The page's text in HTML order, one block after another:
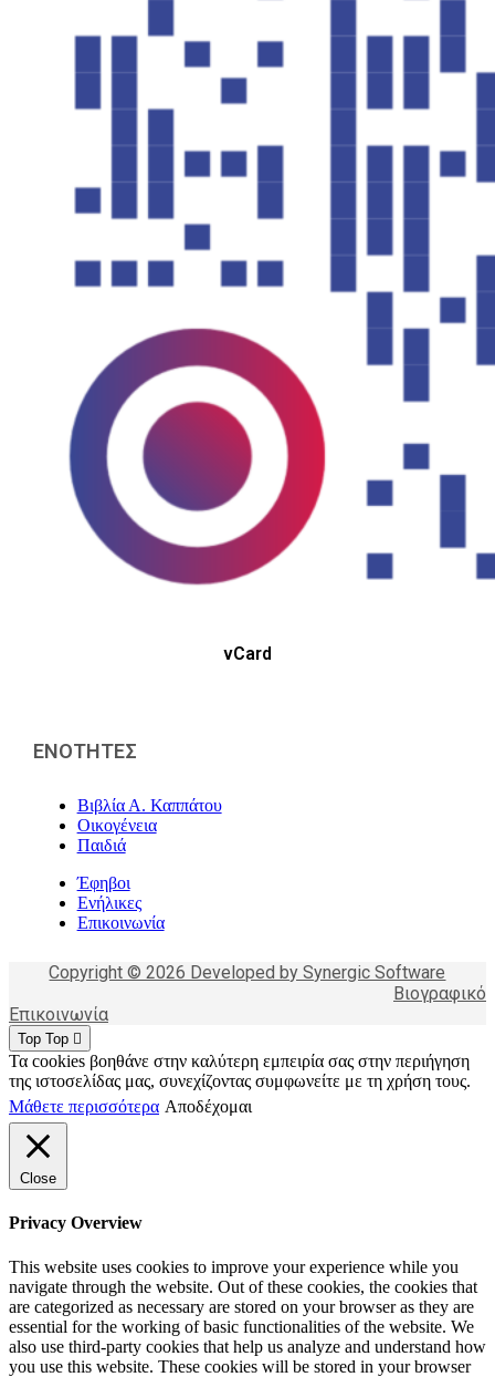
vCard
ΕΝΟΤΗΤΕΣ
Βιβλία Α. Καππάτου
Οικογένεια
Παιδιά
Έφηβοι
Ενήλικες
Επικοινωνία
Copyright © 2026 Developed by Synergic Software
Βιογραφικό
Επικοινωνία
Top Top
Τα cookies βοηθάνε στην καλύτερη εμπειρία σας στην περιήγηση
της ιστοσελίδας μας, συνεχίζοντας συμφωνείτε με τη χρήση τους.
Μάθετε περισσότερα Αποδέχομαι
Close
Privacy Overview
This website uses cookies to improve your experience while you
navigate through the website. Out of these cookies, the cookies that
are categorized as necessary are stored on your browser as they are
essential for the working of basic functionalities of the website. We
also use third-party cookies that help us analyze and understand how
you use this website. These cookies will be stored in your browser